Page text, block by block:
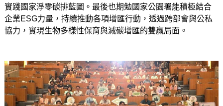
實踐國家淨零碳排藍圖。最後也期勉國家公園署能積極結合
企業ESG力量，持續推動各項增匯行動，透過跨部會與公私
協力，實現生物多樣性保育與減碳增匯的雙贏局面。